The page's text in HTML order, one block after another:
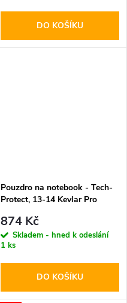
DO KOŠÍKU
Pouzdro na notebook - Tech-
Protect, 13-14 Kevlar Pro
874 Kč
Skladem - hned k odeslání
1 ks
DO KOŠÍKU